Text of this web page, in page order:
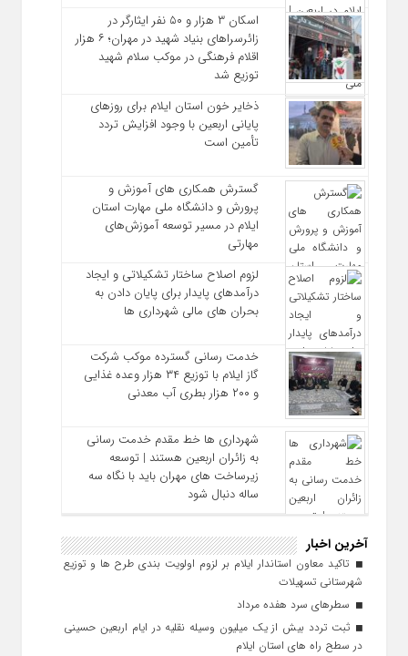
اسکان ۳ هزار و ۵۰ نفر ایثارگر در
زائرسراهای بنیاد شهید در مهران؛ ۶ هزار
اقلام فرهنگی در موکب سلام شهید
توزیع شد
ذخایر خون استان ایلام برای روزهای
پایانی اربعین با وجود افزایش تردد
تأمین است
گسترش همکاری‌ های آموزش و
پرورش و دانشگاه ملی مهارت استان
ایلام در مسیر توسعه آموزش‌های
مهارتی
لزوم اصلاح ساختار تشکیلاتی و ایجاد
درآمدهای پایدار برای پایان دادن به
بحران‌ های مالی شهرداری‌ ها
خدمت رسانی گسترده موکب شرکت
گاز ایلام با توزیع ۳۴ هزار وعده غذایی
و ۲۰۰ هزار بطری آب معدنی
شهرداری‌ ها خط مقدم خدمت ‌رسانی
به زائران اربعین هستند | توسعه
زیرساخت ‌های مهران باید با نگاه سه‌
ساله دنبال شود
آخرین اخبار
تاکید معاون استاندار ایلام بر لزوم اولویت‌ بندی طرح‌ ها و توزیع
شهرستانی تسهیلات
سطرهای سرد هفده مرداد
ثبت تردد بیش از یک میلیون وسیله نقلیه در ایام اربعین حسینی
در سطح راه‌ های استان ایلام